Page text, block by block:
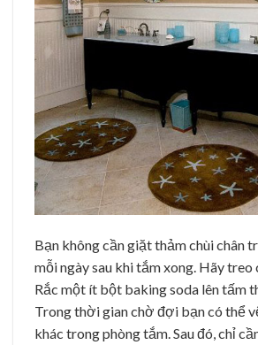
Bạn không cần giặt thảm chùi chân
mỗi ngày sau khi tắm xong. Hãy treo
Rắc một ít bột baking soda lên tấm
Trong thời gian chờ đợi bạn có thể
khác trong phòng tắm. Sau đó, chỉ